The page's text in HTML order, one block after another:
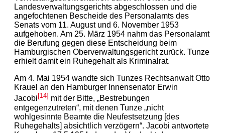
Landesverwaltungsgerichts abgeschlossen und die
angefochtenen Bescheide des Personalamts des
Senats vom 11. August und 6. November 1953
aufgehoben. Am 25. März 1954 nahm das Personalamt
die Berufung gegen diese Entscheidung beim
Hamburgischen Oberverwaltungsgericht zurück. Tunze
erhielt damit ein Ruhegehalt als Kriminalrat.
Am 4. Mai 1954 wandte sich Tunzes Rechtsanwalt Otto
Krauel an den Hamburger Innensenator Erwin
Jacobi [14] mit der Bitte, „Bestrebungen
entgegenzutreten“, mit denen Tunze „nicht
wohlgesinnte Beamte die Neufestsetzung [des
Ruhegehalts] absichtlich verzögern“. Jacobi antwortete